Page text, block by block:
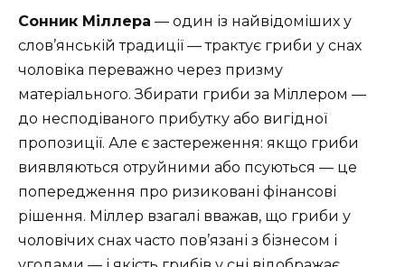
Сонник Міллера — один із найвідоміших у
слов’янській традиції — трактує гриби у снах
чоловіка переважно через призму
матеріального. Збирати гриби за Міллером —
до несподіваного прибутку або вигідної
пропозиції. Але є застереження: якщо гриби
виявляються отруйними або псуються — це
попередження про ризиковані фінансові
рішення. Міллер взагалі вважав, що гриби у
чоловічих снах часто пов’язані з бізнесом і